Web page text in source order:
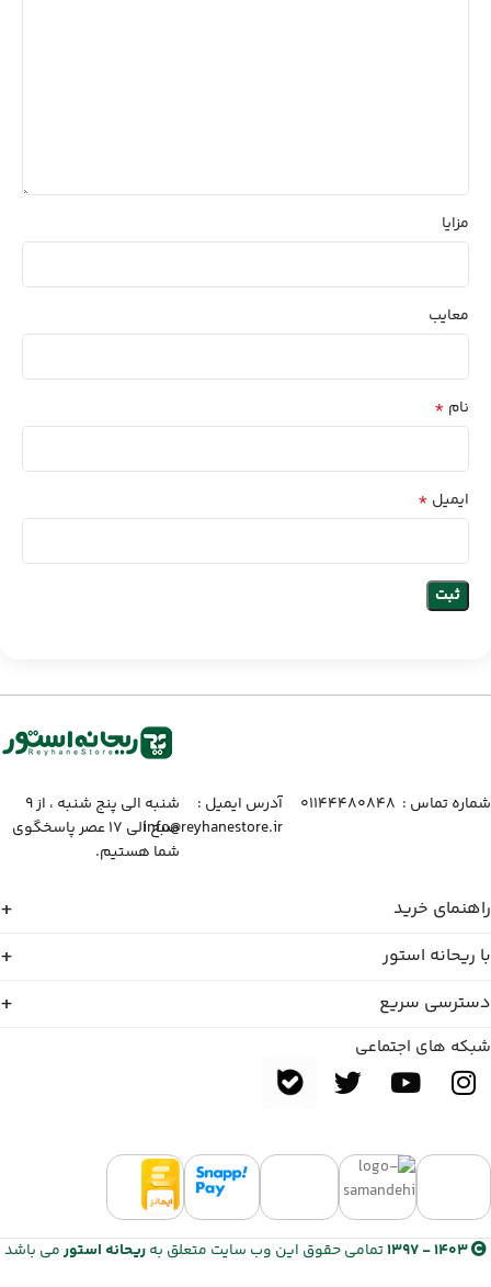
مزایا
معایب
نام *
ایمیل *
شماره تماس :‌ ۰۱۱۴۴۴۸۰۸۴۸
آدرس ایمیل :‌
info@reyhanestore.ir
شنبه الی پنج شنبه ، از ۹
صبح الی ۱۷ عصر پاسخگوی
شما هستیم.
راهنمای خرید
با ریحانه استور
دسترسی سریع
شبکه های اجتماعی
1403 - 1397 تمامی حقوق این وب سایت متعلق بهریحانه استورمی باشد